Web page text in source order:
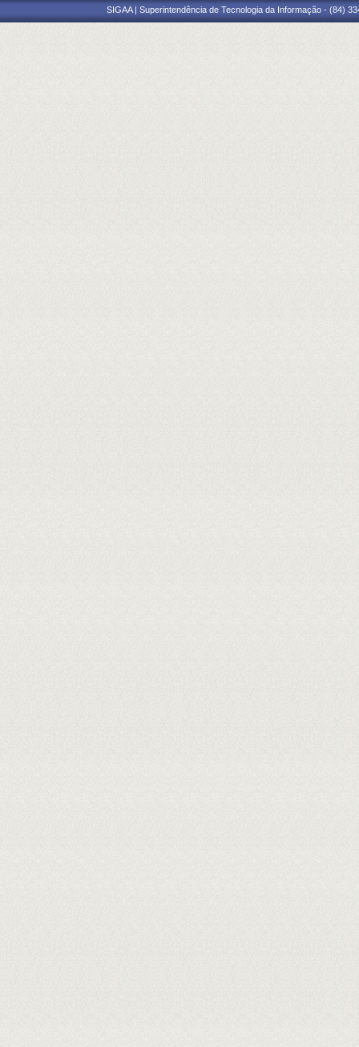
SIGAA | Superintendência de Tecnologia da Informação - (84)